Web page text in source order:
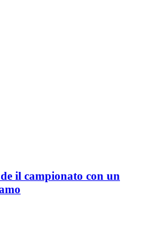
il campionato con un